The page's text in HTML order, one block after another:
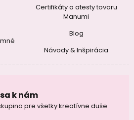
Certifikáty a atesty tovaru
Manumi
Blog
Návody & Inšpirácia
k nám
pre všetky kreatívne duše